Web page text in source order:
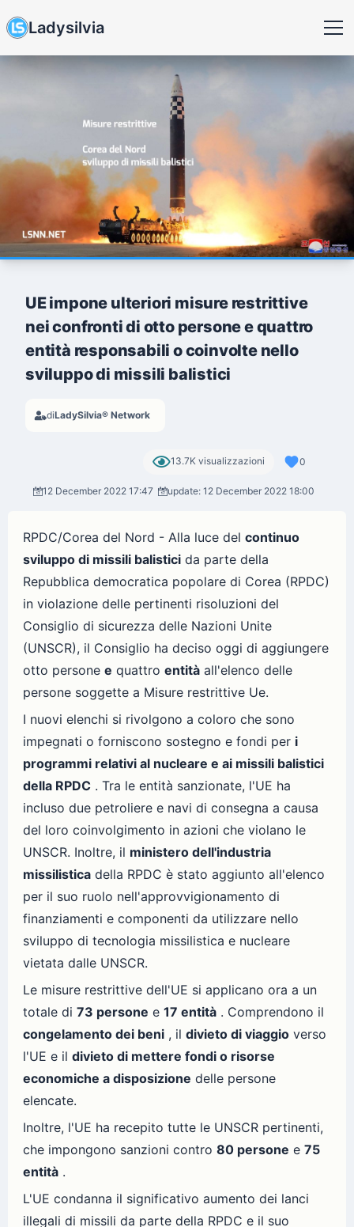
Ladysilvia
UE impone ulteriori misure restrittive
nei confronti di otto persone e quattro
entità responsabili o coinvolte nello
sviluppo di missili balistici
diLadySilvia® Network
13.7K visualizzazioni 0
12 December 2022 17:47 update: 12 December 2022 18:00
RPDC/Corea del Nord - Alla luce del continuo
sviluppo di missili balistici da parte della
Repubblica democratica popolare di Corea (RPDC)
in violazione delle pertinenti risoluzioni del
Consiglio di sicurezza delle Nazioni Unite
(UNSCR), il Consiglio ha deciso oggi di aggiungere
otto persone e quattro entità all'elenco delle
persone soggette a Misure restrittive Ue.
I nuovi elenchi si rivolgono a coloro che sono
impegnati o forniscono sostegno e fondi per i
programmi relativi al nucleare e ai missili balistici
della RPDC . Tra le entità sanzionate, l'UE ha
incluso due petroliere e navi di consegna a causa
del loro coinvolgimento in azioni che violano le
UNSCR. Inoltre, il ministero dell'industria
missilistica della RPDC è stato aggiunto all'elenco
per il suo ruolo nell'approvvigionamento di
finanziamenti e componenti da utilizzare nello
sviluppo di tecnologia missilistica e nucleare
vietata dalle UNSCR.
Le misure restrittive dell'UE si applicano ora a un
totale di 73 persone e 17 entità . Comprendono il
congelamento dei beni , il divieto di viaggio verso
l'UE e il divieto di mettere fondi o risorse
economiche a disposizione delle persone
elencate.
Inoltre, l'UE ha recepito tutte le UNSCR pertinenti,
che impongono sanzioni contro 80 persone e 75
entità .
L'UE condanna il significativo aumento dei lanci
illegali di missili da parte della RPDC e il suo